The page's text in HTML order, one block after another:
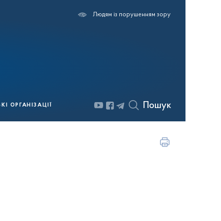
Людям із порушенням зору
ОРГАНІЗАЦІЇ Пошук